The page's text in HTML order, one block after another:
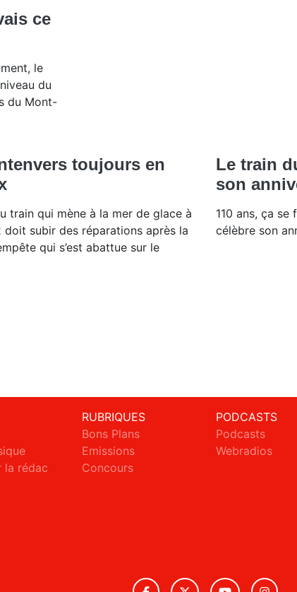
ce
le
du
du Mont-
toujours en
train qui mène à la mer de glace à
doit subir des réparations après la
qui s’est abattue sur le
Le train
son
110 ans, ça
célèbre son
la rédac
RUBRIQUES
Bons Plans
Emissions
Concours
PODCASTS
Podcasts
Webradios